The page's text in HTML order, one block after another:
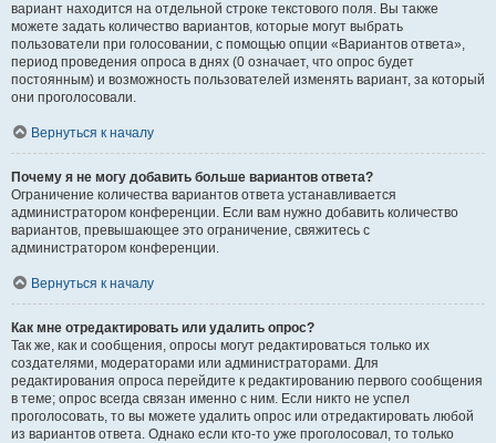
вариант находится на отдельной строке текстового поля. Вы также
можете задать количество вариантов, которые могут выбрать
пользователи при голосовании, с помощью опции «Вариантов ответа»,
период проведения опроса в днях (0 означает, что опрос будет
постоянным) и возможность пользователей изменять вариант, за который
они проголосовали.
Вернуться к началу
Почему я не могу добавить больше вариантов ответа?
Ограничение количества вариантов ответа устанавливается
администратором конференции. Если вам нужно добавить количество
вариантов, превышающее это ограничение, свяжитесь с
администратором конференции.
Вернуться к началу
Как мне отредактировать или удалить опрос?
Так же, как и сообщения, опросы могут редактироваться только их
создателями, модераторами или администраторами. Для
редактирования опроса перейдите к редактированию первого сообщения
в теме; опрос всегда связан именно с ним. Если никто не успел
проголосовать, то вы можете удалить опрос или отредактировать любой
из вариантов ответа. Однако если кто-то уже проголосовал, то только